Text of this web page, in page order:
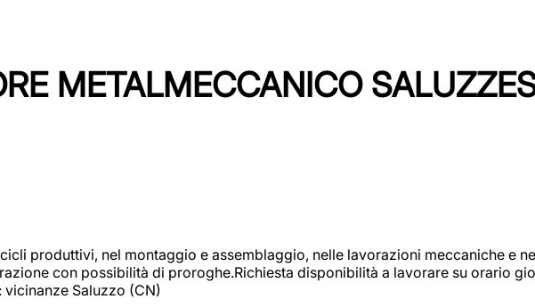
METALMECCANICO
produttivi, nel montaggio e assemblaggio, nelle lavorazioni meccaniche e
con possibilità di proroghe.Richiesta disponibilità a lavorare su orario
Saluzzo (CN)